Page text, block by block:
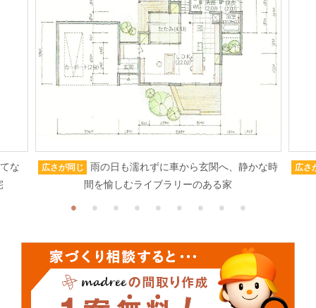
な
広さが同じ
雨の日も濡れずに車から玄関へ、静かな時
間を愉しむライブラリーのある家
広さ